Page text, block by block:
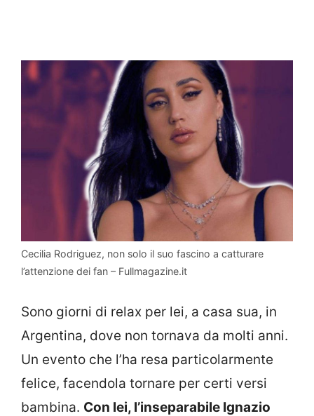
Cecilia Rodriguez, non solo il suo fascino a catturare
l’attenzione dei fan – Fullmagazine.it
Sono giorni di relax per lei, a casa sua, in
Argentina, dove non tornava da molti anni.
Un evento che l’ha resa particolarmente
felice, facendola tornare per certi versi
bambina. Con lei, l’inseparabile Ignazio